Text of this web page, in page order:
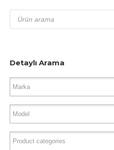
Products
search
Detaylı Arama